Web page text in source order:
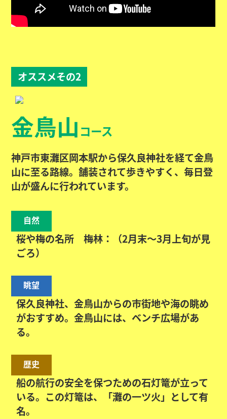
オススメその2
金鳥山 コース
神戸市東灘区岡本駅から保久良神社を経て金鳥
山に至る路線。舗装されて歩きやすく、毎日登
山が盛んに行われています。
自然
桜や梅の名所 梅林：（2月末～3月上旬が見
ごろ）
眺望
保久良神社、金鳥山からの市街地や海の眺め
がおすすめ。金鳥山には、ベンチ広場があ
る。
歴史
船の航行の安全を保つための石灯篭が立って
いる。この灯篭は、「灘の一ツ火」として有
名。